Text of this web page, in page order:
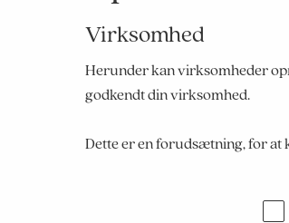
Virksomhed
Herunder kan virksomheder
godkendt din virksomhed.
Dette er en forudsætning, for